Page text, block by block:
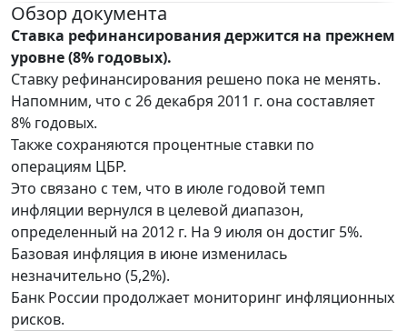
Обзор документа
Ставка рефинансирования держится на прежнем
уровне (8% годовых).
Ставку рефинансирования решено пока не менять.
Напомним, что с 26 декабря 2011 г. она составляет
8% годовых.
Также сохраняются процентные ставки по
операциям ЦБР.
Это связано с тем, что в июле годовой темп
инфляции вернулся в целевой диапазон,
определенный на 2012 г. На 9 июля он достиг 5%.
Базовая инфляция в июне изменилась
незначительно (5,2%).
Банк России продолжает мониторинг инфляционных
рисков.